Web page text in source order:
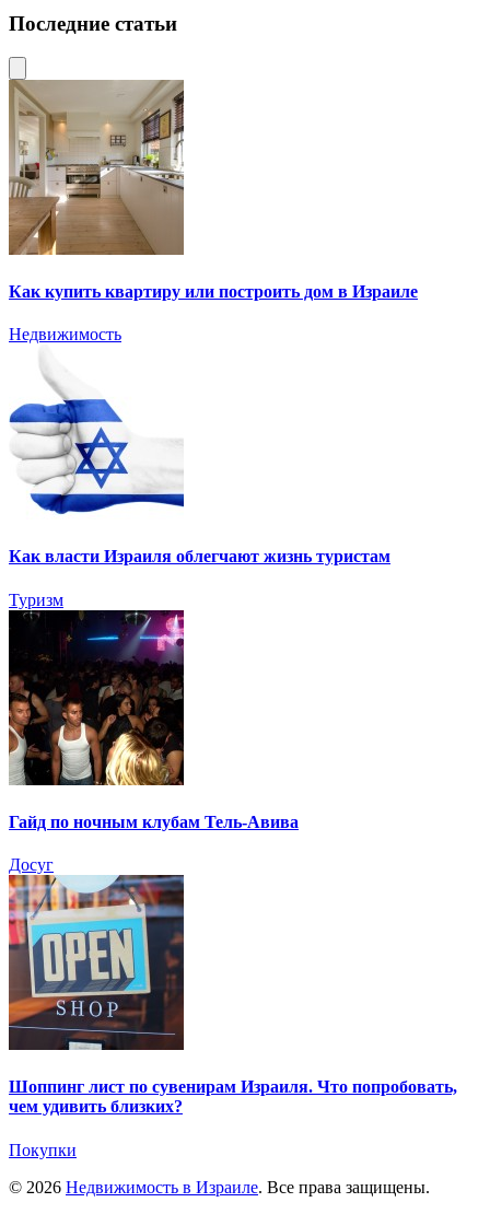
Последние статьи
Как купить квартиру или построить дом в Израиле
Недвижимость
Как власти Израиля облегчают жизнь туристам
Туризм
Гайд по ночным клубам Тель-Авива
Досуг
Шоппинг лист по сувенирам Израиля. Что попробовать,
чем удивить близких?
Покупки
© 2026 Недвижимость в Израиле. Все права защищены.